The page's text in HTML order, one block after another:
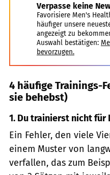
Verpasse keine
Favorisiere Men's
häufiger unsere
angezeigt zu
Auswahl bestätigen:
bevorzugen.
4 häufige Trainings-
sie behebst)
1. Du trainierst nicht für
Ein Fehler, den viele
einem Muster von
verfallen, das zum